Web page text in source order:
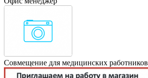
Совмещение для медицинских работников